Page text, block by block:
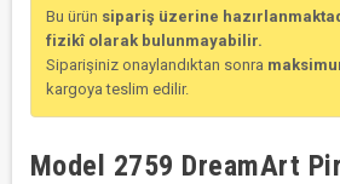
Bu ürün sipariş üzerine
fizikî olarak bulunmayabilir.
Siparişiniz onaylandıktan sonra
kargoya teslim edilir.
Model 2759 DreamArt